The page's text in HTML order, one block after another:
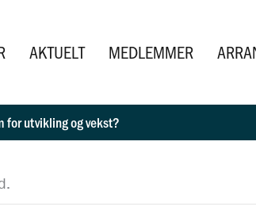
AKTUELT MEDLEMMER
for utvikling og vekst?